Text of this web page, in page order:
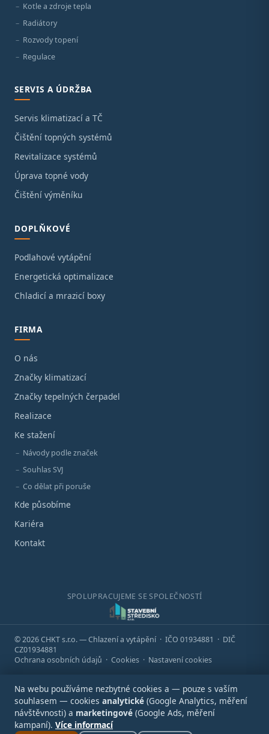
Kotle a zdroje tepla
Radiátory
Rozvody topení
Regulace
SERVIS A ÚDRŽBA
Servis klimatizací a TČ
Čištění topných systémů
Revitalizace systémů
Úprava topné vody
Čištění výměníku
DOPLŇKOVÉ
Podlahové vytápění
Energetická optimalizace
Chladicí a mrazicí boxy
FIRMA
O nás
Značky klimatizací
Značky tepelných čerpadel
Realizace
Ke stažení
Návody podle značek
Souhlas SVJ
Co dělat při poruše
Kde působíme
Kariéra
Kontakt
SPOLUPRACUJEME SE SPOLEČNOSTÍ
© 2026 CHKT s.r.o. — Chlazení a vytápění · IČO 01934881 · DIČ
CZ01934881
Ochrana osobních údajů · Cookies · Nastavení cookies
Na webu používáme nezbytné cookies a — pouze s vaším
souhlasem — cookies analytické (Google Analytics, měření
návštěvnosti) a marketingové (Google Ads, měření
kampaní). Více informací